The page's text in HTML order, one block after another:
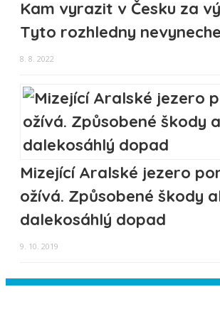
Kam vyrazit v Česku za
Tyto rozhledny
8. 8. 2022
Mizející Aralské jezero
ožívá. Způsobené škody
dalekosáhlý dopad
9. 10. 2019